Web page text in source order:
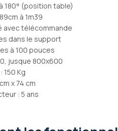
180° (position table)
à 1m39
avec télécommande
dans le support
à 100 pouces
jusque 800x600
150 Kg
x 74 cm
: 5 ans